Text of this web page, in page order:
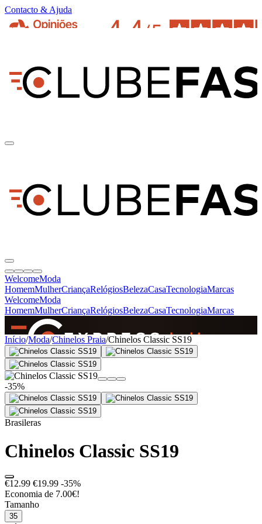
Contacto & Ajuda
WelcomeModa
HomemMulherCriançaRelógiosBelezaCasaTecnologiaMarcas
WelcomeModa
HomemMulherCriançaRelógiosBelezaCasaTecnologiaMarcas
SINCE 2005
+de 36.000 reviews
Início/Moda/Chinelos Praia/Chinelos Classic SS19
-35%
Brasileras
Chinelos Classic SS19
€12.99 €19.99 -35%
Economia de 7.00€!
Tamanho
35